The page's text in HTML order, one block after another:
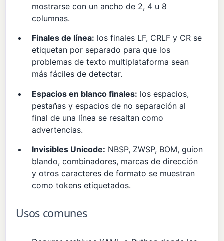
mostrarse con un ancho de 2, 4 u 8
columnas.
Finales de línea: los finales LF, CRLF y CR se
etiquetan por separado para que los
problemas de texto multiplataforma sean
más fáciles de detectar.
Espacios en blanco finales: los espacios,
pestañas y espacios de no separación al
final de una línea se resaltan como
advertencias.
Invisibles Unicode: NBSP, ZWSP, BOM, guion
blando, combinadores, marcas de dirección
y otros caracteres de formato se muestran
como tokens etiquetados.
Usos comunes